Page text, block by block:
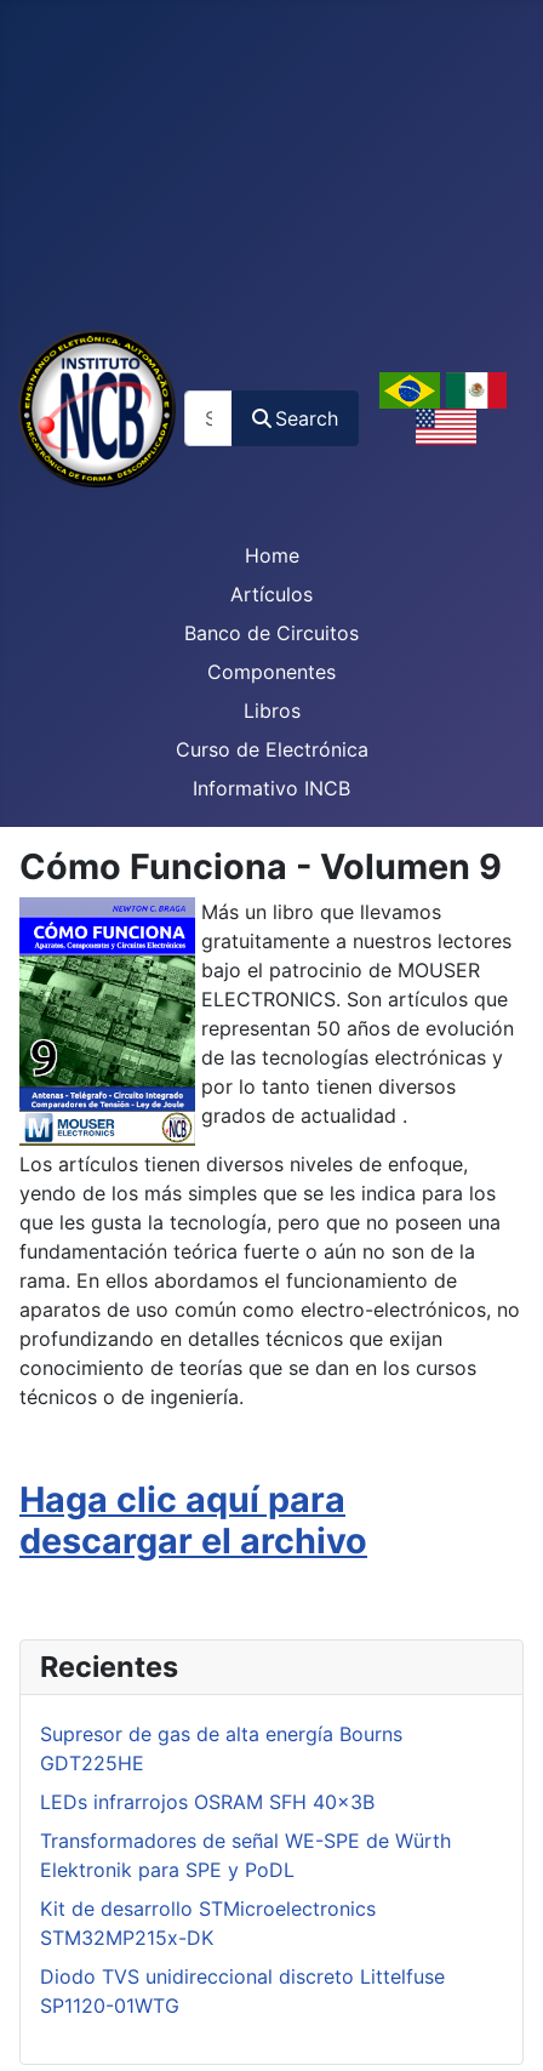
Search
Home
Artículos
Banco de Circuitos
Componentes
Libros
Curso de Electrónica
Informativo INCB
Cómo Funciona - Volumen 9
Más un libro que llevamos
gratuitamente a nuestros lectores
bajo el patrocinio de MOUSER
ELECTRONICS. Son artículos que
representan 50 años de evolución
de las tecnologías electrónicas y
por lo tanto tienen diversos
grados de actualidad .
Los artículos tienen diversos niveles de enfoque,
yendo de los más simples que se les indica para los
que les gusta la tecnología, pero que no poseen una
fundamentación teórica fuerte o aún no son de la
rama. En ellos abordamos el funcionamiento de
aparatos de uso común como electro-electrónicos, no
profundizando en detalles técnicos que exijan
conocimiento de teorías que se dan en los cursos
técnicos o de ingeniería.
Haga clic aquí para
descargar el archivo
Recientes
Supresor de gas de alta energía Bourns
GDT225HE
LEDs infrarrojos OSRAM SFH 40x3B
Transformadores de señal WE-SPE de Würth
Elektronik para SPE y PoDL
Kit de desarrollo STMicroelectronics
STM32MP215x-DK
Diodo TVS unidireccional discreto Littelfuse
SP1120-01WTG